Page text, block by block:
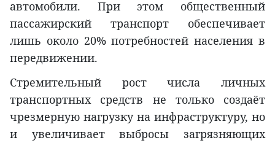
автомобили. При этом общественный
пассажирский транспорт обеспечивает
лишь около 20% потребностей населения в
передвижении.
Стремительный рост числа личных
транспортных средств не только создаёт
чрезмерную нагрузку на инфраструктуру, но
и увеличивает выбросы загрязняющих